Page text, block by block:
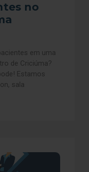
no
em uma
de Criciúma?
Estamos
sala